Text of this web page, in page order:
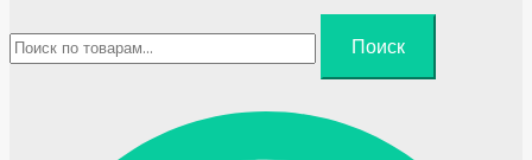
Искать:
Поиск